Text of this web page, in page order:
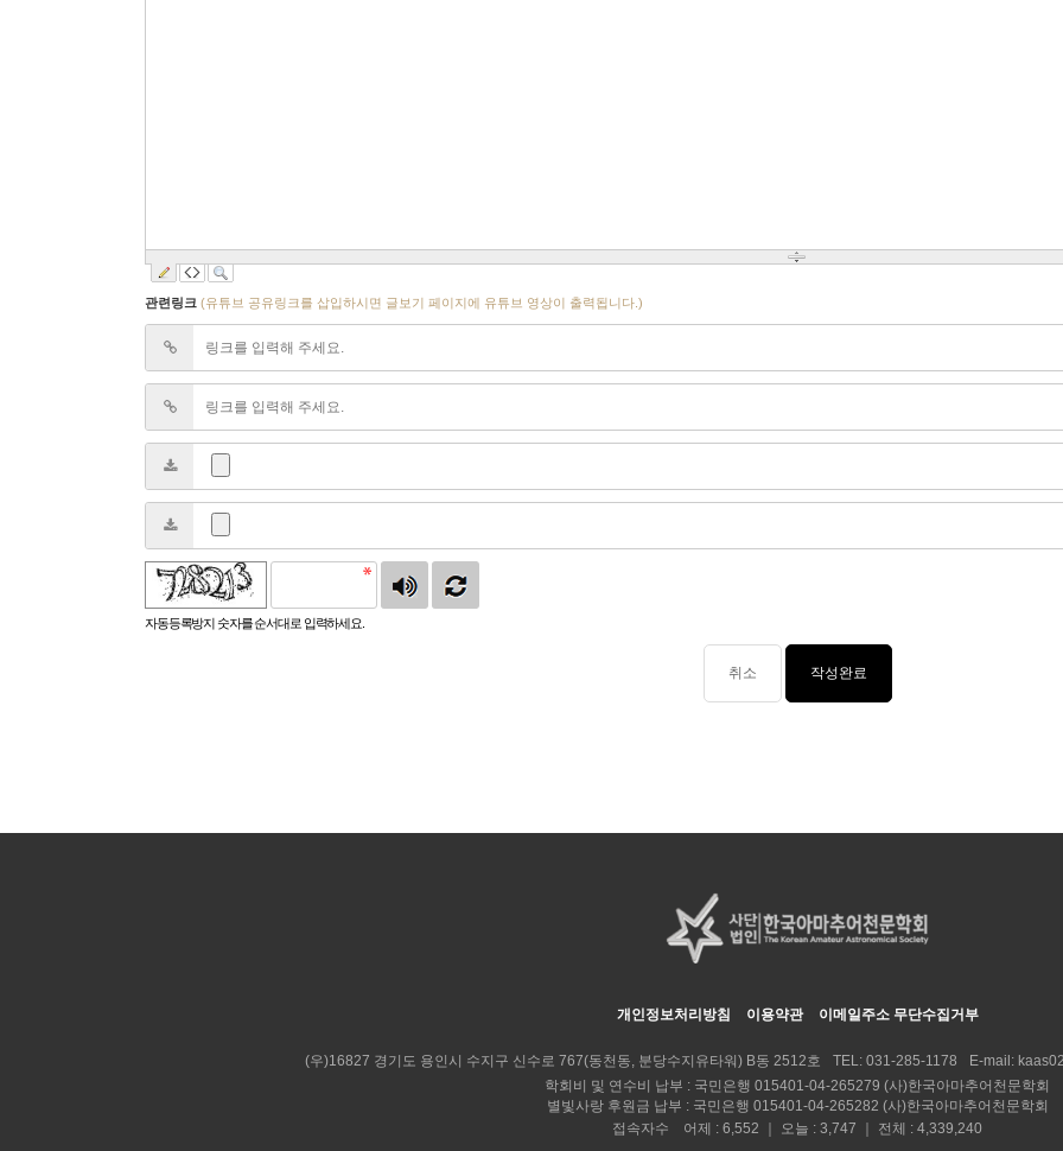
관련링크 (유튜브 공유링크를 삽입하시면 글보기 페이지에 유튜브 영상이 출력됩니다.)
자동등록방지 숫자를 순서대로 입력하세요.
취소
개인정보처리방침 이용약관 이메일주소 무단수집거부
(우)16827 경기도 용인시 수지구 신수로 767(동천동, 분당수지유타워) B동 2512호 TEL: 031-285-1178 E-mail:
학회비 및 연수비 납부 : 국민은행 015401-04-265279 (사)한국아마추어천문학회
별빛사랑 후원금 납부 : 국민은행 015401-04-265282 (사)한국아마추어천문학회
접속자수 어제 : 6,552 ｜ 오늘 : 3,747 ｜ 전체 : 4,339,240